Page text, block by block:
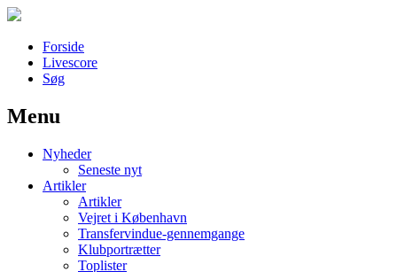
Forside
Livescore
Søg
Наши партнеры
лучшие займы
Menu
Nyheder
Seneste nyt
Artikler
Artikler
Vejret i København
Transfervindue-gennemgange
Klubportrætter
Toplister